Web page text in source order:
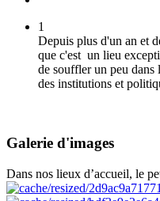
1
Depuis plus d'un an et
que c'est un lieu
de souffler un peu dans
des institutions et
Galerie d'images
Dans nos lieux d’accueil, le